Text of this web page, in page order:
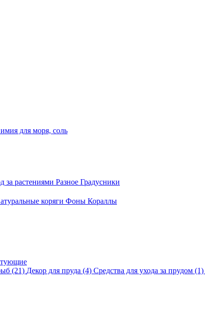
для моря, соль
за растениями Разное Градусники
коряги Фоны Кораллы
(21) Декор для пруда (4) Средства для ухода за прудом (1)